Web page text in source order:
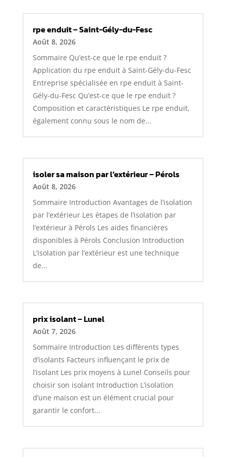
rpe enduit – Saint-Gély-du-Fesc
Août 8, 2026
Sommaire Qu’est-ce que le rpe enduit ?
Application du rpe enduit à Saint-Gély-du-Fesc
Entreprise spécialisée en rpe enduit à Saint-
Gély-du-Fesc Qu’est-ce que le rpe enduit ?
Composition et caractéristiques Le rpe enduit,
également connu sous le nom de...
isoler sa maison par l’extérieur – Pérols
Août 8, 2026
Sommaire Introduction Avantages de l’isolation
par l’extérieur Les étapes de l’isolation par
l’extérieur à Pérols Les aides financières
disponibles à Pérols Conclusion Introduction
L’isolation par l’extérieur est une technique
de...
prix isolant – Lunel
Août 7, 2026
Sommaire Introduction Les différents types
d’isolants Facteurs influençant le prix de
l’isolant Les prix moyens à Lunel Conseils pour
choisir son isolant Introduction L’isolation
d’une maison est un élément crucial pour
garantir le confort...